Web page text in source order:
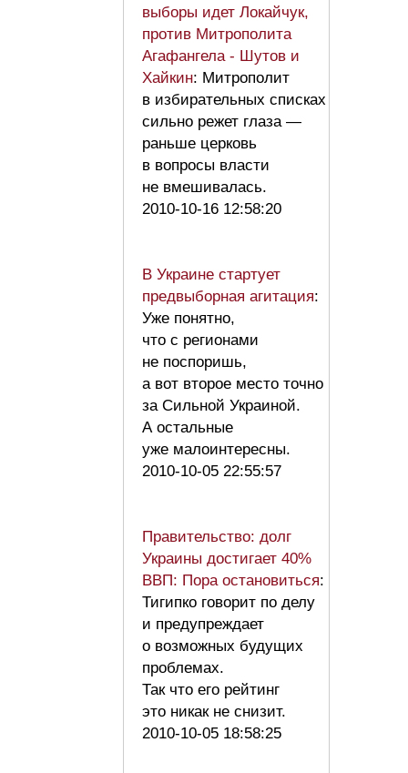
выборы идет Локайчук,
против Митрополита
Агафангела - Шутов и
Хайкин: Митрополит
в избирательных списках
сильно режет глаза —
раньше церковь
в вопросы власти
не вмешивалась.
2010-10-16 12:58:20
В Украине стартует
предвыборная агитация:
Уже понятно,
что с регионами
не поспоришь,
а вот второе место точно
за Сильной Украиной.
А остальные
уже малоинтересны.
2010-10-05 22:55:57
Правительство: долг
Украины достигает 40%
ВВП: Пора остановиться:
Тигипко говорит по делу
и предупреждает
о возможных будущих
проблемах.
Так что его рейтинг
это никак не снизит.
2010-10-05 18:58:25